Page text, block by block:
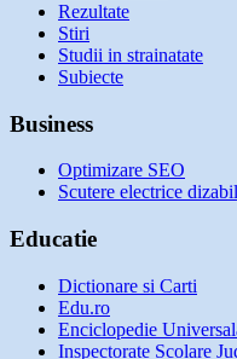
Rezultate
Stiri
Studii in strainatate
Subiecte
Business
Optimizare SEO
Scutere electrice
Educatie
Dictionare si Carti
Edu.ro
Enciclopedie
Inspectorate Scolare